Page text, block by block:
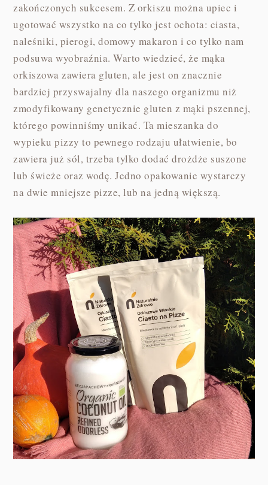
zakończonych sukcesem. Z orkiszu można upiec i
ugotować wszystko na co tylko jest ochota: ciasta,
naleśniki, pierogi, domowy makaron i co tylko nam
podsuwa wyobraźnia. Warto wiedzieć, że mąka
orkiszowa zawiera gluten, ale jest on znacznie
bardziej przyswajalny dla naszego organizmu niż
zmodyfikowany genetycznie gluten z mąki pszennej,
którego powinniśmy unikać. Ta mieszanka do
wypieku pizzy to pewnego rodzaju ułatwienie, bo
zawiera już sól, trzeba tylko dodać drożdże suszone
lub świeże oraz wodę. Jedno opakowanie wystarczy
na dwie mniejsze pizze, lub na jedną większą.